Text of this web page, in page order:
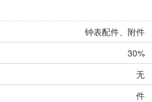
钟表配件、附件
30%
无
件